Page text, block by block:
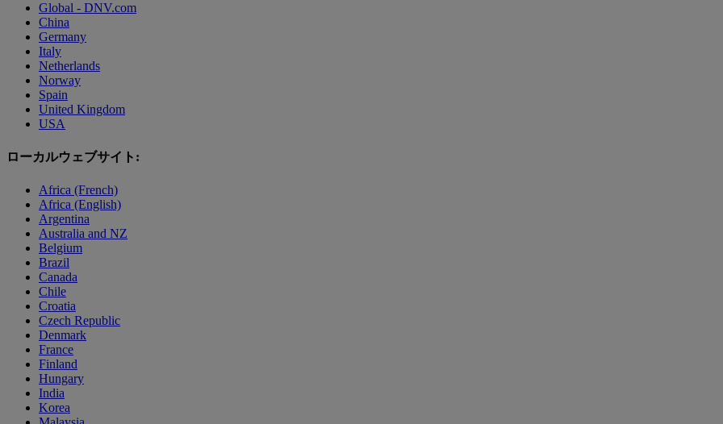
Global - DNV.com
China
Germany
Italy
Netherlands
Norway
Spain
United Kingdom
USA
ローカルウェブサイト:
Africa (French)
Africa (English)
Argentina
Australia and NZ
Belgium
Brazil
Canada
Chile
Croatia
Czech Republic
Denmark
France
Finland
Hungary
India
Korea